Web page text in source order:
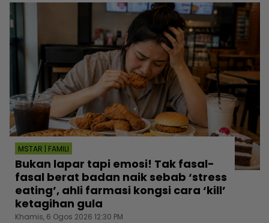
MSTAR | FAMILI
Bukan lapar tapi emosi! Tak fasal-
fasal berat badan naik sebab ‘stress
eating’, ahli farmasi kongsi cara ‘kill’
ketagihan gula
Khamis, 6 Ogos 2026 12:30 PM